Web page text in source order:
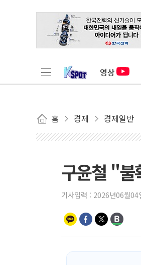
영상
홈 경제 경제일반
구윤철 "불
기사입력 : 2026년06월